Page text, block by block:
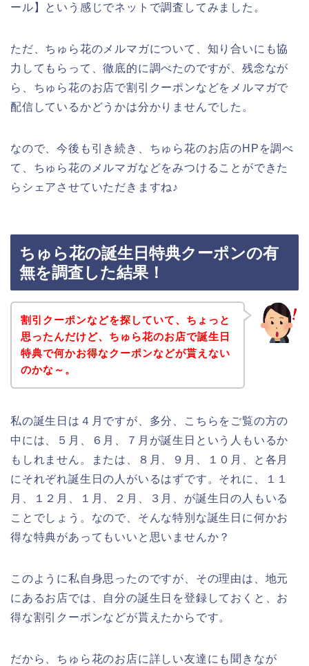
ール】という感じでネットで調査してみました。
ただ、ちゅら花のメルマガについて、知り合いにも協
力してもらって、徹底的に調べたのですが、残念なが
ら、ちゅら花のお店で割引クーポンなどをメルマガで
配信しているかどうかは分かりませんでした。
なので、今後も引き続き、ちゅら花のお店のHPを調べ
て、ちゅら花のメルマガなどをみつけることができた
らシェアさせていただきますね♪
ちゅら花の誕生日特典クーポンの有
無を調査した結果！
割引クーポンなどを探していて、ちょっと
思ったんだけど、ちゅら花のお店で誕生日
特典で何かお得なクーポンなどが貰えない
のかな～。
私の誕生日は４月ですが、多分、こちらをご覧の方の
中には、５月、６月、７月が誕生日という人もいるか
もしれません。または、８月、９月、１０月、と各月
にそれぞれ誕生日の人がいるはずです。それに、１１
月、１２月、１月、２月、３月、が誕生日の人もいる
ことでしょう。なので、そんな特別な誕生日に何かお
得な特典があってもいいと思いませんか？
このように私自身思ったのですが、その理由は、地元
にあるお店では、自分の誕生日を登録しておくと、お
得な割引クーポンなどが貰えたからです。
だから、ちゅら花のお店に詳しい友達にも聞きなが